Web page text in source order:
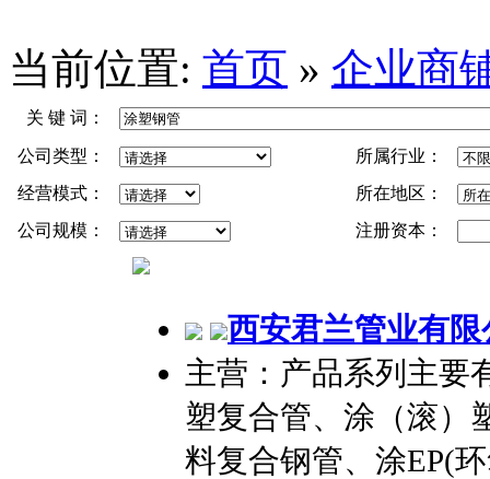
当前位置: 首页 » 企业商
关 键 词：
公司类型：
所属行业：
经营模式：
所在地区：
公司规模：
注册资本：
西安君兰管业有限
主营：产品系列主要
塑复合管、涂（滚）
料复合钢管、涂EP(